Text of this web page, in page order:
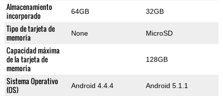
Almacenamiento
incorporado
64GB 32GB
Tipo de tarjeta de
memoria
None MicroSD
Capacidad máxima
de la tarjeta de
memoria
128GB
Sistema Operativo
(OS)
Android 4.4.4 Android 5.1.1